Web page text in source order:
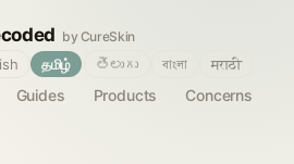
by CureSkin
Guides Products
Concerns
தமிழ் తెలుగు বাংলা मराठी